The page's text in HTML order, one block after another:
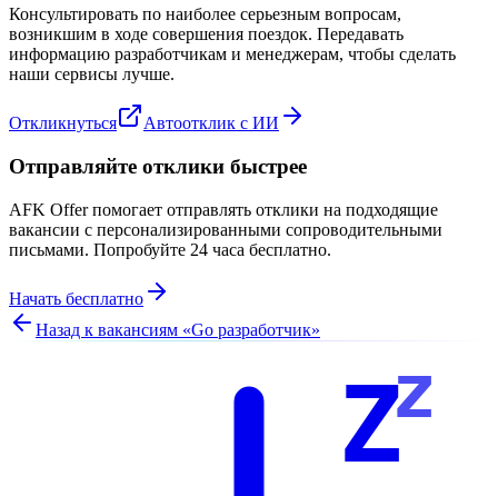
Консультировать по наиболее серьезным вопросам,
возникшим в ходе совершения поездок. Передавать
информацию разработчикам и менеджерам, чтобы сделать
наши сервисы лучше.
Откликнуться Автоотклик с ИИ
Отправляйте отклики быстрее
AFK Offer помогает отправлять отклики на подходящие
вакансии с персонализированными сопроводительными
письмами. Попробуйте 24 часа бесплатно.
Начать бесплатно
Назад к вакансиям «Go разработчик»
Zz